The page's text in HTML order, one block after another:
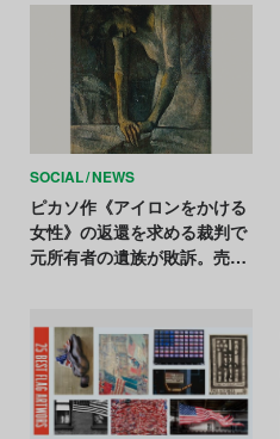
SOCIAL NEWS
ピカソ作《アイロンをかける
女性》の返還を求める裁判で
元所有者の遺族が敗訴。売却